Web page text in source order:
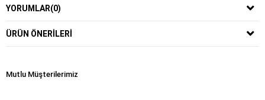
YORUMLAR(0)
ÜRÜN ÖNERILERI
Mutlu Müşterilerimiz